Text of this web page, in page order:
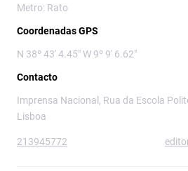
Metro: Rato
Coordenadas GPS
N 38º 43' 4.45" W 9º 9' 6.62"
Contacto
Imprensa Nacional, Rua da Escola
Lisboa
213945772